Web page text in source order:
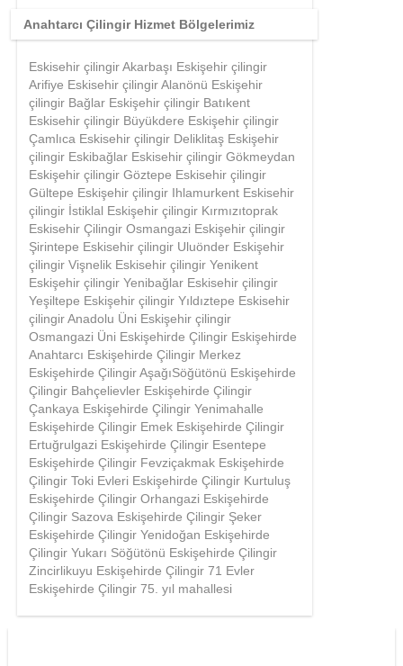
Anahtarcı Çilingir Hizmet Bölgelerimiz
Eskisehir çilingir Akarbaşı Eskişehir çilingir
Arifiye Eskisehir çilingir Alanönü Eskişehir
çilingir Bağlar Eskişehir çilingir Batıkent
Eskisehir çilingir Büyükdere Eskişehir çilingir
Çamlıca Eskisehir çilingir Deliklitaş Eskişehir
çilingir Eskibağlar Eskisehir çilingir Gökmeydan
Eskişehir çilingir Göztepe Eskisehir çilingir
Gültepe Eskişehir çilingir Ihlamurkent Eskisehir
çilingir İstiklal Eskişehir çilingir Kırmızıtoprak
Eskisehir Çilingir Osmangazi Eskişehir çilingir
Şirintepe Eskisehir çilingir Uluönder Eskişehir
çilingir Vişnelik Eskisehir çilingir Yenikent
Eskişehir çilingir Yenibağlar Eskisehir çilingir
Yeşiltepe Eskişehir çilingir Yıldıztepe Eskisehir
çilingir Anadolu Üni Eskişehir çilingir
Osmangazi Üni Eskişehirde Çilingir Eskişehirde
Anahtarcı Eskişehirde Çilingir Merkez
Eskişehirde Çilingir AşağıSöğütönü Eskişehirde
Çilingir Bahçelievler Eskişehirde Çilingir
Çankaya Eskişehirde Çilingir Yenimahalle
Eskişehirde Çilingir Emek Eskişehirde Çilingir
Ertuğrulgazi Eskişehirde Çilingir Esentepe
Eskişehirde Çilingir Fevziçakmak Eskişehirde
Çilingir Toki Evleri Eskişehirde Çilingir Kurtuluş
Eskişehirde Çilingir Orhangazi Eskişehirde
Çilingir Sazova Eskişehirde Çilingir Şeker
Eskişehirde Çilingir Yenidoğan Eskişehirde
Çilingir Yukarı Söğütönü Eskişehirde Çilingir
Zincirlikuyu Eskişehirde Çilingir 71 Evler
Eskişehirde Çilingir 75. yıl mahallesi